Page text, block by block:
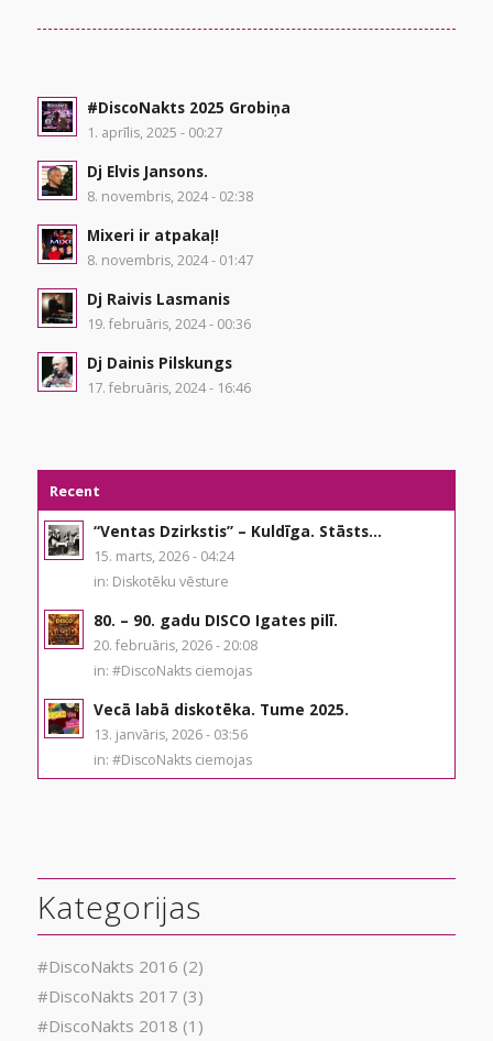
#DiscoNakts 2025 Grobiņa
1. aprīlis, 2025 - 00:27
Dj Elvis Jansons.
8. novembris, 2024 - 02:38
Mixeri ir atpakaļ!
8. novembris, 2024 - 01:47
Dj Raivis Lasmanis
19. februāris, 2024 - 00:36
Dj Dainis Pilskungs
17. februāris, 2024 - 16:46
Recent
“Ventas Dzirkstis” – Kuldīga. Stāsts...
15. marts, 2026 - 04:24
in: Diskotēku vēsture
80. – 90. gadu DISCO Igates pilī.
20. februāris, 2026 - 20:08
in: #DiscoNakts ciemojas
Vecā labā diskotēka. Tume 2025.
13. janvāris, 2026 - 03:56
in: #DiscoNakts ciemojas
Kategorijas
#DiscoNakts 2016 (2)
#DiscoNakts 2017 (3)
#DiscoNakts 2018 (1)